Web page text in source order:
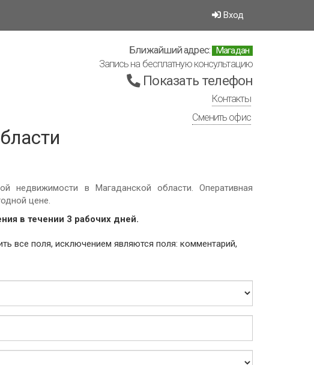
Вход
Ближайший адрес: Магадан
Запись на бесплатную консультацию
Показать телефон
Контакты
Сменить офис
недвижимости в Магаданской области. Оперативная
цене.
в течении 3 рабочих дней.
все поля, исключением являются поля: комментарий,